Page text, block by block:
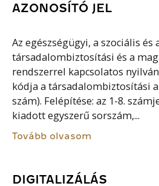
AZONOSÍTÓ JEL
Az egészségügyi, a szociális és
társadalombiztosítási és a
rendszerrel kapcsolatos
kódja a társadalombiztosítási
szám). Felépítése: az 1-8.
kiadott egyszerű sorszám,...
Tovább olvasom
DIGITALIZÁLÁS